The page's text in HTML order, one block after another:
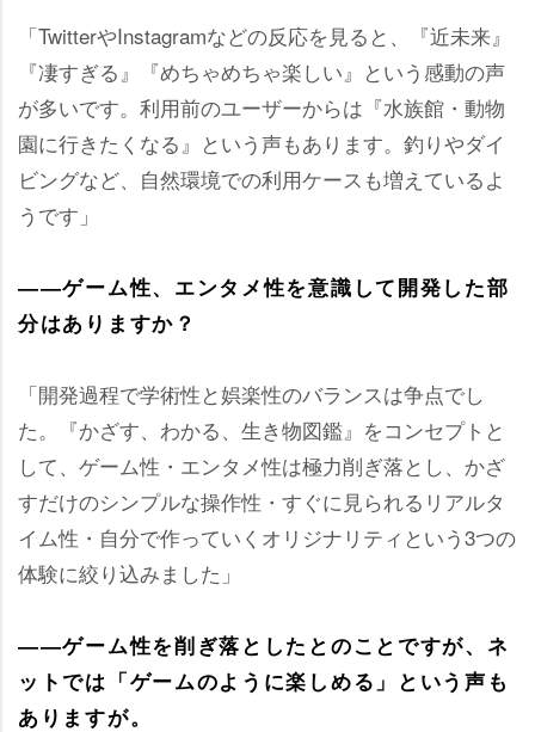
「TwitterやInstagramなどの反応を見ると、『近未来』
『凄すぎる』『めちゃめちゃ楽しい』という感動の声
が多いです。利用前のユーザーからは『水族館・動物
園に行きたくなる』という声もあります。釣りやダイ
ビングなど、自然環境での利用ケースも増えているよ
うです」
――ゲーム性、エンタメ性を意識して開発した部
分はありますか？
「開発過程で学術性と娯楽性のバランスは争点でし
た。『かざす、わかる、生き物図鑑』をコンセプトと
して、ゲーム性・エンタメ性は極力削ぎ落とし、かざ
すだけのシンプルな操作性・すぐに見られるリアルタ
イム性・自分で作っていくオリジナリティという3つの
体験に絞り込みました」
――ゲーム性を削ぎ落としたとのことですが、ネ
ットでは「ゲームのように楽しめる」という声も
ありますが。